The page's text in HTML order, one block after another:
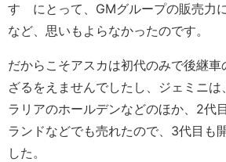
すゞにとって、GMグループの販売力
など、思いもよらなかったのです。
だからこそアスカは初代のみで後継
ざるをえませんでしたし、ジェミニは
ラリアのホールデンなどのほか、2代
ランドなどでも売れたので、3代目も
した。